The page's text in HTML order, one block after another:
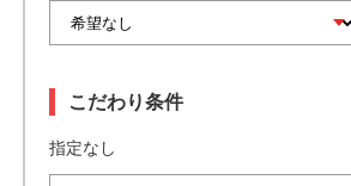
こだわり条件
指定なし